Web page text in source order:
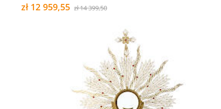
zł 12 959,55 zł 14 399,50